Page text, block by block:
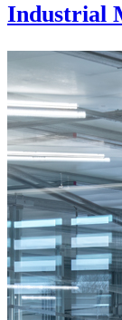
Industrial